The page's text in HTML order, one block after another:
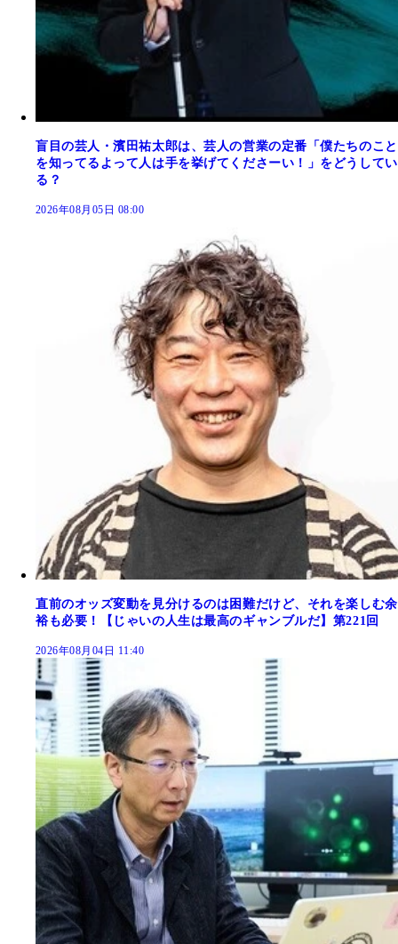
盲目の芸人・濱田祐太郎は、芸人の営業の定番「僕たちのこと
を知ってるよって人は手を挙げてくださーい！」をどうしてい
る？
2026年08月05日 08:00
直前のオッズ変動を見分けるのは困難だけど、それを楽しむ余
裕も必要！【じゃいの人生は最高のギャンブルだ】第221回
2026年08月04日 11:40